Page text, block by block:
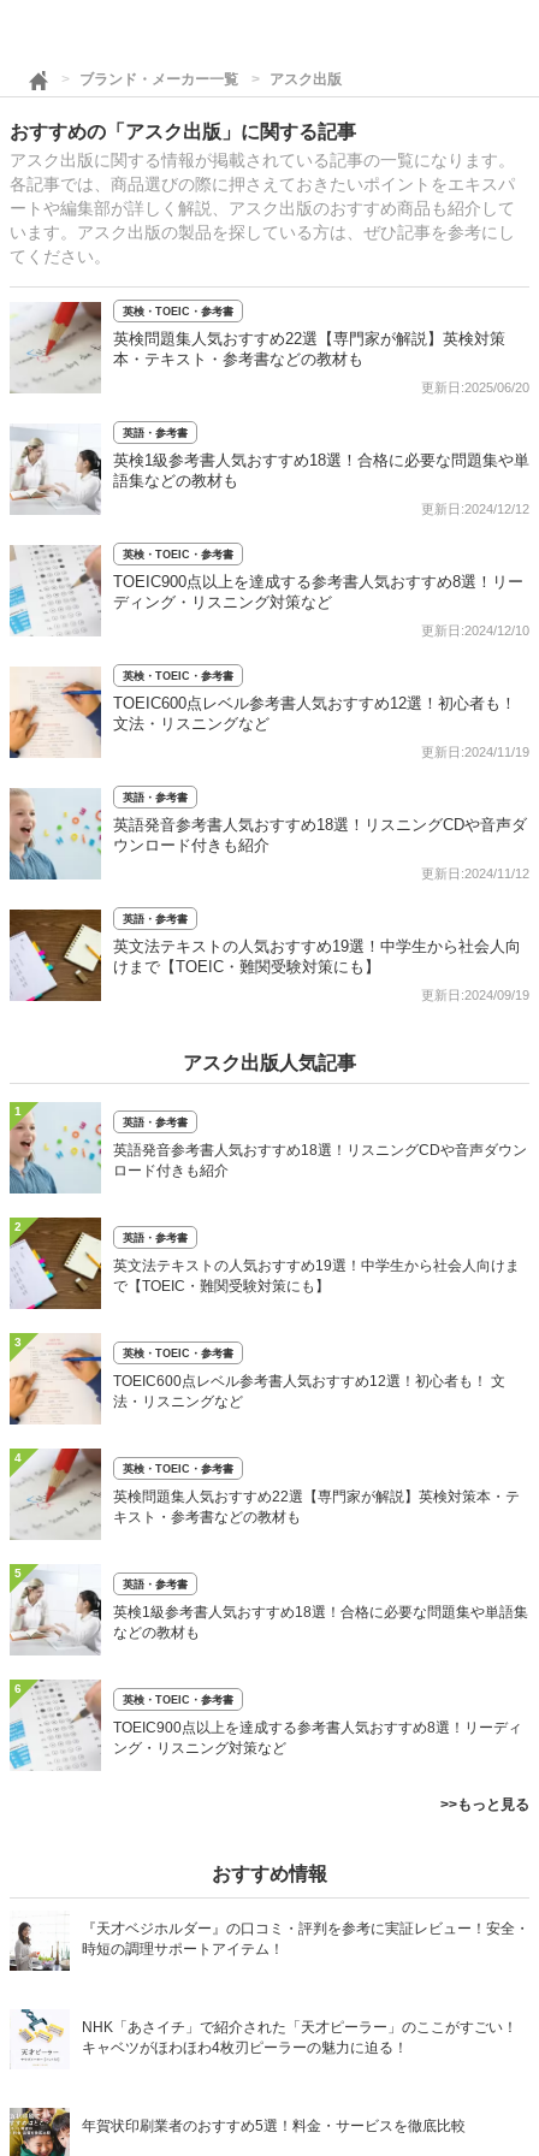
ブランド・メーカー一覧 アスク出版
おすすめの「アスク出版」に関する記事
アスク出版に関する情報が掲載されている記事の一覧になります。
各記事では、商品選びの際に押さえておきたいポイントをエキスパ
ートや編集部が詳しく解説、アスク出版のおすすめ商品も紹介して
います。アスク出版の製品を探している方は、ぜひ記事を参考にし
てください。
英検・TOEIC・参考書
英検問題集人気おすすめ22選【専門家が解説】英検対策
本・テキスト・参考書などの教材も
更新日:2025/06/20
英語・参考書
英検1級参考書人気おすすめ18選！合格に必要な問題集や単
語集などの教材も
更新日:2024/12/12
英検・TOEIC・参考書
TOEIC900点以上を達成する参考書人気おすすめ8選！リー
ディング・リスニング対策など
更新日:2024/12/10
英検・TOEIC・参考書
TOEIC600点レベル参考書人気おすすめ12選！初心者も！
文法・リスニングなど
更新日:2024/11/19
英語・参考書
英語発音参考書人気おすすめ18選！リスニングCDや音声ダ
ウンロード付きも紹介
更新日:2024/11/12
英語・参考書
英文法テキストの人気おすすめ19選！中学生から社会人向
けまで【TOEIC・難関受験対策にも】
更新日:2024/09/19
アスク出版人気記事
1
英語・参考書
英語発音参考書人気おすすめ18選！リスニングCDや音声ダウン
ロード付きも紹介
2
英語・参考書
英文法テキストの人気おすすめ19選！中学生から社会人向けま
で【TOEIC・難関受験対策にも】
3
英検・TOEIC・参考書
TOEIC600点レベル参考書人気おすすめ12選！初心者も！ 文
法・リスニングなど
4
英検・TOEIC・参考書
英検問題集人気おすすめ22選【専門家が解説】英検対策本・テ
キスト・参考書などの教材も
5
英語・参考書
英検1級参考書人気おすすめ18選！合格に必要な問題集や単語集
などの教材も
6
英検・TOEIC・参考書
TOEIC900点以上を達成する参考書人気おすすめ8選！リーディ
ング・リスニング対策など
>>もっと見る
おすすめ情報
『天才ベジホルダー』の口コミ・評判を参考に実証レビュー！安全・
時短の調理サポートアイテム！
NHK「あさイチ」で紹介された「天才ピーラー」のここがすごい！
キャベツがほわほわ4枚刃ピーラーの魅力に迫る！
年賀状印刷業者のおすすめ5選！料金・サービスを徹底比較